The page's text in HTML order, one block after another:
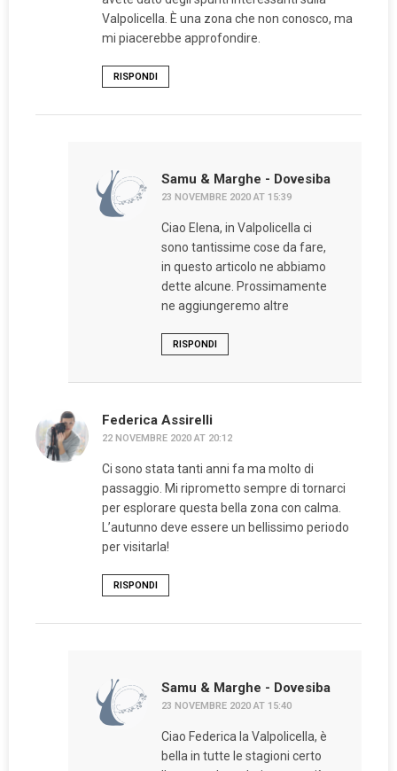
Valpolicella. È una zona che non conosco, ma
mi piacerebbe approfondire.
RISPONDI
Samu & Marghe - Dovesiba
23 NOVEMBRE 2020 AT 15:39
Ciao Elena, in Valpolicella ci
sono tantissime cose da fare,
in questo articolo ne abbiamo
dette alcune. Prossimamente
ne aggiungeremo altre
RISPONDI
Federica Assirelli
22 NOVEMBRE 2020 AT 20:12
Ci sono stata tanti anni fa ma molto di
passaggio. Mi riprometto sempre di tornarci
per esplorare questa bella zona con calma.
L’autunno deve essere un bellissimo periodo
per visitarla!
RISPONDI
Samu & Marghe - Dovesiba
23 NOVEMBRE 2020 AT 15:40
Ciao Federica la Valpolicella, è
bella in tutte le stagioni certo